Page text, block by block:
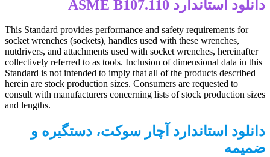
دانلود استاندارد ASME B107.110
This Standard provides performance and safety requirements for
socket wrenches (sockets), handles used with these wrenches,
nutdrivers, and attachments used with socket wrenches, hereinafter
collectively referred to as tools. Inclusion of dimensional data in this
Standard is not intended to imply that all of the products described
herein are stock production sizes. Consumers are requested to
consult with manufacturers concerning lists of stock production sizes
and lengths.
دانلود استاندارد آچار سوکت، دستگیره و
ضمیمه